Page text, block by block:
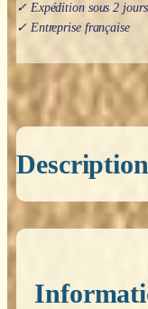
✓ Expédition sous 2
✓ Entreprise française
Description